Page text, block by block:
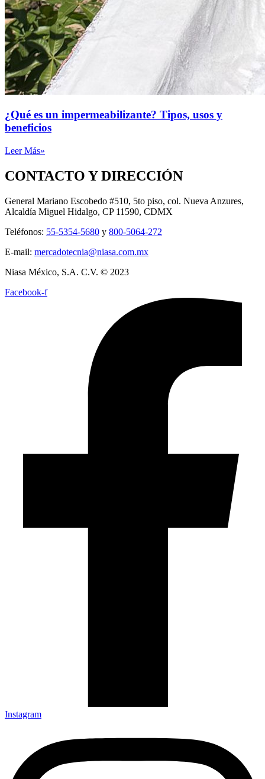
¿Qué es un impermeabilizante? Tipos, usos y
beneficios
Leer Más»
CONTACTO Y DIRECCIÓN
General Mariano Escobedo #510, 5to piso, col. Nueva Anzures,
Alcaldía Miguel Hidalgo, CP 11590, CDMX
Teléfonos: 55-5354-5680 y 800-5064-272
E-mail: mercadotecnia@niasa.com.mx
Niasa México, S.A. C.V. © 2023
Facebook-f
Instagram